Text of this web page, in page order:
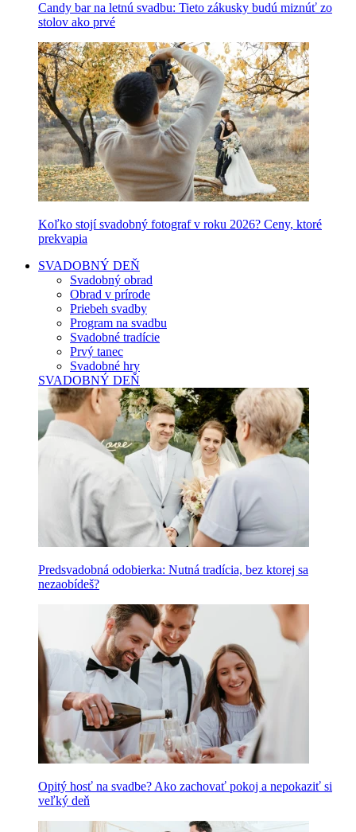
Candy bar na letnú svadbu: Tieto zákusky budú miznúť zo
stolov ako prvé
Koľko stojí svadobný fotograf v roku 2026? Ceny, ktoré
prekvapia
SVADOBNÝ DEŇ
Svadobný obrad
Obrad v prírode
Priebeh svadby
Program na svadbu
Svadobné tradície
Prvý tanec
Svadobné hry
SVADOBNÝ DEŇ
Predsvadobná odobierka: Nutná tradícia, bez ktorej sa
nezaobídeš?
Opitý hosť na svadbe? Ako zachovať pokoj a nepokaziť si
veľký deň